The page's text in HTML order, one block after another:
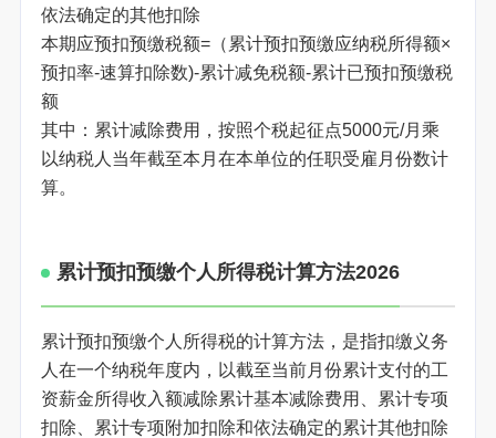
依法确定的其他扣除
本期应预扣预缴税额=（累计预扣预缴应纳税所得额×
预扣率-速算扣除数)-累计减免税额-累计已预扣预缴税
额
其中：累计减除费用，按照个税起征点5000元/月乘
以纳税人当年截至本月在本单位的任职受雇月份数计
算。
累计预扣预缴个人所得税计算方法2026
累计预扣预缴个人所得税的计算方法，是指扣缴义务
人在一个纳税年度内，以截至当前月份累计支付的工
资薪金所得收入额减除累计基本减除费用、累计专项
扣除、累计专项附加扣除和依法确定的累计其他扣除